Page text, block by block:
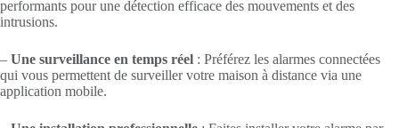
performants pour une détection efficace des mouvements et des
intrusions.
– Une surveillance en temps réel : Préférez les alarmes connectées
qui vous permettent de surveiller votre maison à distance via une
application mobile.